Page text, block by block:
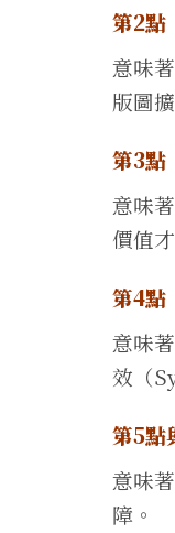
第2點
意味
版圖
第3點
意味
價值
第4點
意味
效（
第5點
意味
障。